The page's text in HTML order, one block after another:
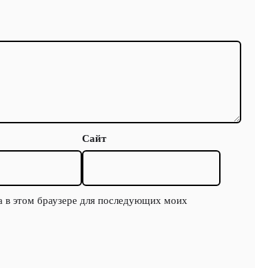
Сайт
в этом браузере для последующих моих